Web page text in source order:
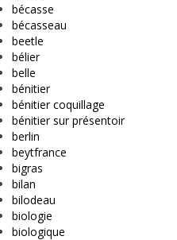
bécasse
bécasseau
beetle
bélier
belle
bénitier
bénitier coquillage
bénitier sur présentoir
berlin
beytfrance
bigras
bilan
bilodeau
biologie
biologique